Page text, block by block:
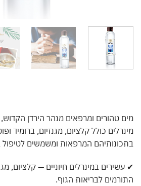
מים טהורים ומרפאים מנהר הירדן
מינרלים כולל קלציום, מגנזיום, ברומיד
בתכונותיהם המרפאות ומשמשים לטיפול
✔ עשירים במינרלים חיוניים — קלציום,
התורמים לבריאות הגוף.